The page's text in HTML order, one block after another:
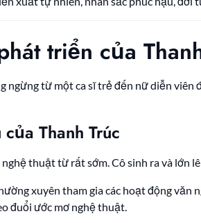
triển của
ngừng từ một ca sĩ trẻ đến nữ diễn viên
Thanh Trúc
thuật từ rất sớm. Cô sinh ra và lớn
xuyên tham gia các hoạt động
đuổi ước mơ nghệ thuật.